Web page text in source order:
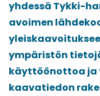
yhdessä Tykki-
avoimen
ympäristön
käyttöönottoa
kaavatiedon